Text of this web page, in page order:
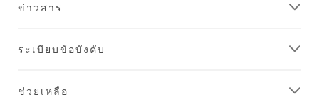
ข่าวสาร
ระเบียบข้อบังคับ
ช่วยเหลือ